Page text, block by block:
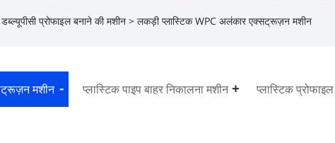
डब्ल्यूपीसी प्रोफाइल बनाने की मशीन > लकड़ी प्लास्टिक WPC अलंकार एक्सट्रूज़न मशीन
मशीन प्लास्टिक पाइप बाहर निकालना मशीन प्लास्टिक